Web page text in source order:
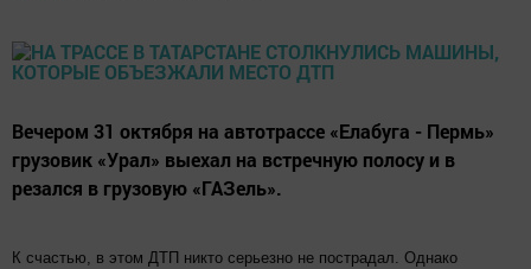
Вечером 31 октября на автотрассе «Елабуга - Пермь»
грузовик «Урал» выехал на встречную полосу и в
резался в грузовую «ГАЗель».
К счастью, в этом ДТП никто серьезно не пострадал. Однако